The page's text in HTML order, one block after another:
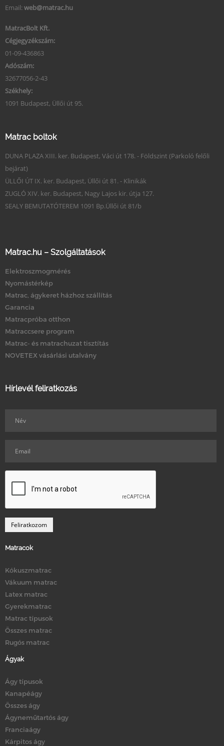
Email: web@matrac.hu
MatracBolt Kft.
Cégjegyzékszám:
01-09-436863
Adószám:
32677056-2-43
Székhely:
1091 Budapest, Üllői út 95.
Matrac boltok
DUNA PLAZA XIII. ker. Budapest, Váci út 178. - Földszint (Parkoló felőli
bejárat)
ÜLLŐI ÚT IX. ker. Budapest, Üllői út 81. - Klinikák
ZUGLÓ XIV. ker. Budapest, Nagy Lajos kir. útja 127.
SEALY BEMUTATÓTEREM 1091 Bp.Üllői út 81/b
Matrac.hu – Szolgáltatások
Elektroszmogmérés
Nyomástérkép
Matrac, ágykeret házhoz szállítás
Garancia
Matracpróba otthon
Matraccsere program
Matrac- és matrachuzat tisztítás
NOVETEX vásárlási utalvány
Hírlevél feliratkozás
Matracok
Kókuszmatrac
Vákuum matrac
Latex matrac
Gyerekmatrac
Matrac típusok
Összes matrac
Rugós matrac
Ágyak
Ágy típusok
Kanapéágy
Összes ágy
Ágyneműtartós ágy
Franciaágy
Kárpitos ágy